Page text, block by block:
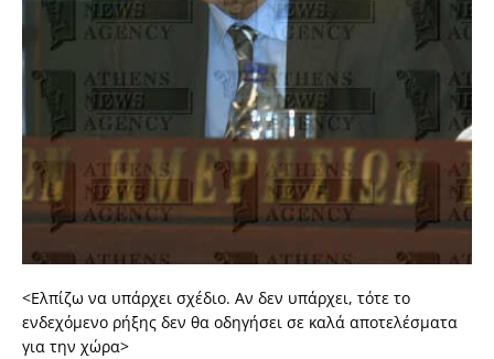
<Ελπίζω να υπάρχει σχέδιο. Αν δεν υπάρχει, τότε το
ενδεχόμενο ρήξης δεν θα οδηγήσει σε καλά αποτελέσματα
για την χώρα>